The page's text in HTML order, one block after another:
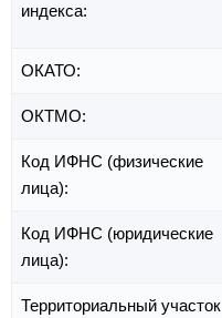
индекса:
ОКАТО:
ОКТМО:
Код ИФНС (физические
лица):
Код ИФНС (юридические
лица):
Территориальный участок